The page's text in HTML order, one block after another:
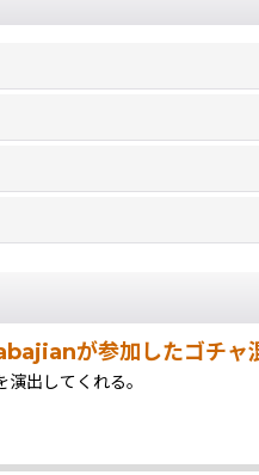
が参加したゴチャ混
出してくれる。